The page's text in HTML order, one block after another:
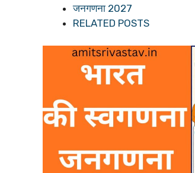
जनगणना 2027
RELATED POSTS